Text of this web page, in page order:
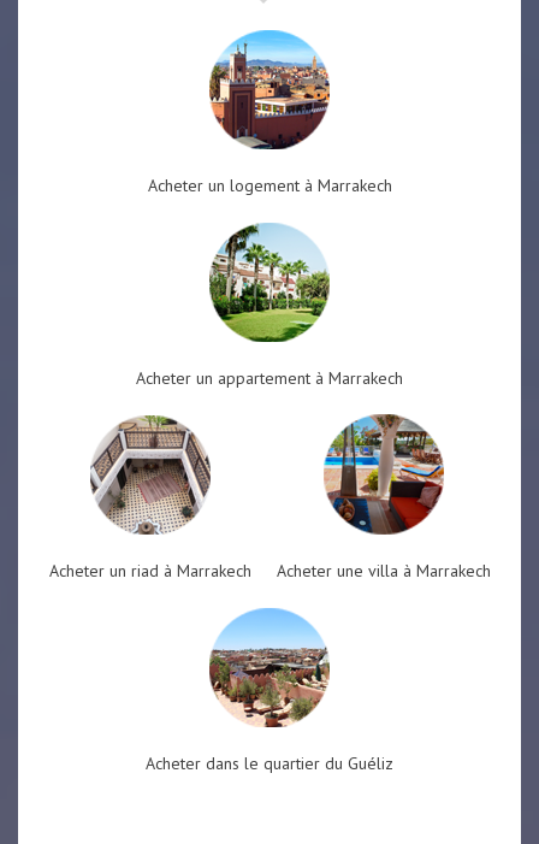
Acheter un logement à Marrakech
Acheter un appartement à Marrakech
Acheter un riad à Marrakech Acheter une villa à Marrakech
Acheter dans le quartier du Guéliz